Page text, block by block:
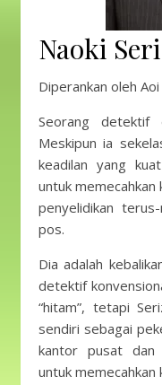
Naoki
Diperankan oleh
Seorang detektif
Meskipun ia
keadilan yang
untuk
penyelidikan
pos.
Dia adalah
detektif
“hitam”, tetapi
sendiri sebagai
kantor pusat dan
untuk memecahkan